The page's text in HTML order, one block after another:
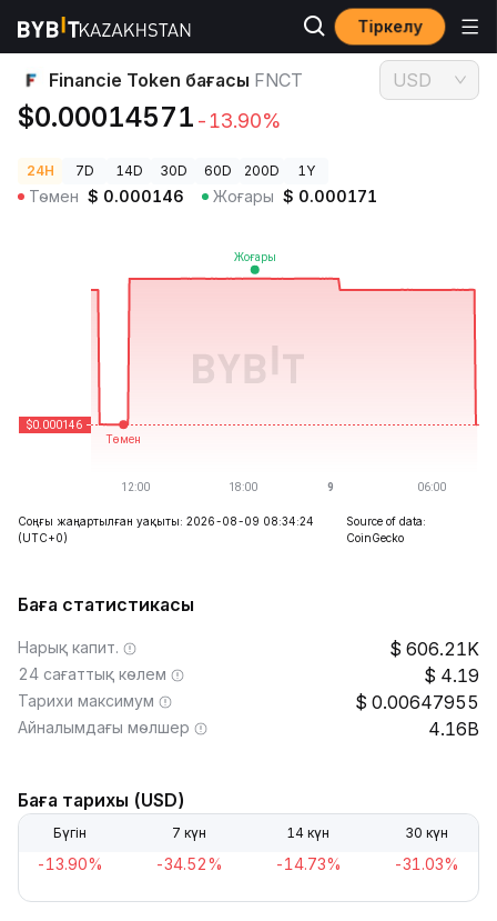
Тіркелу
Криптовалюта бағалары Financie Token бағасы FNCT
Financie Token бағасы FNCT
$0.00014571 -13.90%
USD
24H 7D 14D 30D 60D 200D 1Y
Төмен $ 0.000146 Жоғары $ 0.000171
Соңғы жаңартылған уақыты: 2026-08-09 08:34:24
(UTC+0)
Source of data:
CoinGecko
Баға статистикасы
Нарық капит. 606.21K
24 сағаттық көлем 4.19
Тарихи максимум 0.00647955
Айналымдағы мөлшер 4.16B
Баға тарихы (USD)
Бүгін 7 күн 14 күн 30 күн
-13.90% -34.52% -14.73% -31.03%